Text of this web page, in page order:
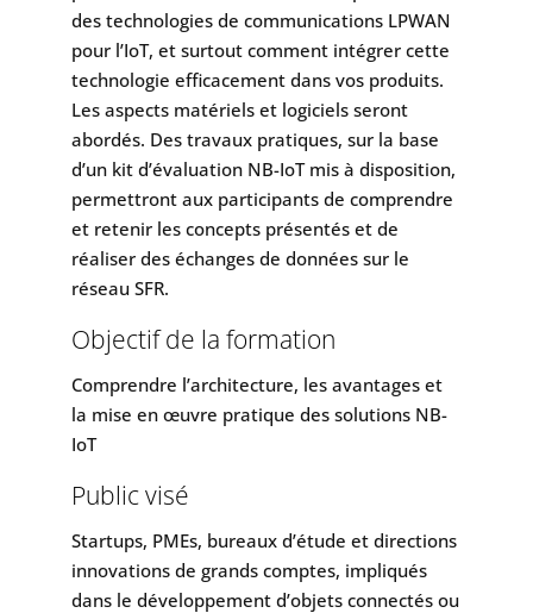
des technologies de communications LPWAN
pour l’IoT, et surtout comment intégrer cette
technologie efficacement dans vos produits.
Les aspects matériels et logiciels seront
abordés. Des travaux pratiques, sur la base
d’un kit d’évaluation NB-IoT mis à disposition,
permettront aux participants de comprendre
et retenir les concepts présentés et de
réaliser des échanges de données sur le
réseau SFR.
Objectif de la formation
Comprendre l’architecture, les avantages et
la mise en œuvre pratique des solutions NB-
IoT
Public visé
Startups, PMEs, bureaux d’étude et directions
innovations de grands comptes, impliqués
dans le développement d’objets connectés ou